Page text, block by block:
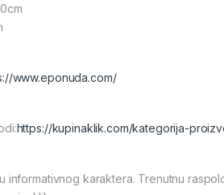
www.eponuda.com/
https://kupinaklik.com/kategorija-
informativnog karaktera. Trenutnu